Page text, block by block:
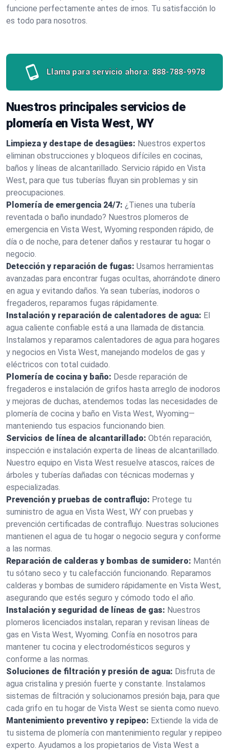
funcione perfectamente antes de irnos. Tu satisfacción lo
es todo para nosotros.
Llama para servicio ahora: 888-788-9978
Nuestros principales servicios de
plomería en Vista West, WY
Limpieza y destape de desagües: Nuestros expertos
eliminan obstrucciones y bloqueos difíciles en cocinas,
baños y líneas de alcantarillado. Servicio rápido en Vista
West, para que tus tuberías fluyan sin problemas y sin
preocupaciones.
Plomería de emergencia 24/7: ¿Tienes una tubería
reventada o baño inundado? Nuestros plomeros de
emergencia en Vista West, Wyoming responden rápido, de
día o de noche, para detener daños y restaurar tu hogar o
negocio.
Detección y reparación de fugas: Usamos herramientas
avanzadas para encontrar fugas ocultas, ahorrándote dinero
en agua y evitando daños. Ya sean tuberías, inodoros o
fregaderos, reparamos fugas rápidamente.
Instalación y reparación de calentadores de agua: El
agua caliente confiable está a una llamada de distancia.
Instalamos y reparamos calentadores de agua para hogares
y negocios en Vista West, manejando modelos de gas y
eléctricos con total cuidado.
Plomería de cocina y baño: Desde reparación de
fregaderos e instalación de grifos hasta arreglo de inodoros
y mejoras de duchas, atendemos todas las necesidades de
plomería de cocina y baño en Vista West, Wyoming—
manteniendo tus espacios funcionando bien.
Servicios de línea de alcantarillado: Obtén reparación,
inspección e instalación experta de líneas de alcantarillado.
Nuestro equipo en Vista West resuelve atascos, raíces de
árboles y tuberías dañadas con técnicas modernas y
especializadas.
Prevención y pruebas de contraflujo: Protege tu
suministro de agua en Vista West, WY con pruebas y
prevención certificadas de contraflujo. Nuestras soluciones
mantienen el agua de tu hogar o negocio segura y conforme
a las normas.
Reparación de calderas y bombas de sumidero: Mantén
tu sótano seco y tu calefacción funcionando. Reparamos
calderas y bombas de sumidero rápidamente en Vista West,
asegurando que estés seguro y cómodo todo el año.
Instalación y seguridad de líneas de gas: Nuestros
plomeros licenciados instalan, reparan y revisan líneas de
gas en Vista West, Wyoming. Confía en nosotros para
mantener tu cocina y electrodomésticos seguros y
conforme a las normas.
Soluciones de filtración y presión de agua: Disfruta de
agua cristalina y presión fuerte y constante. Instalamos
sistemas de filtración y solucionamos presión baja, para que
cada grifo en tu hogar de Vista West se sienta como nuevo.
Mantenimiento preventivo y repipeo: Extiende la vida de
tu sistema de plomería con mantenimiento regular y repipeo
experto. Ayudamos a los propietarios de Vista West a